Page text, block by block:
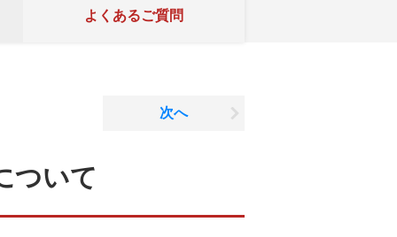
よくあるご質問
次へ
ついて